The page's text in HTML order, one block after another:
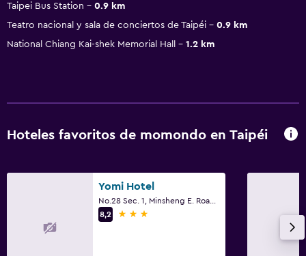
Taipei Bus Station
0.9 km
Teatro nacional y sala de conciertos de Taipéi
0.9 km
National Chiang Kai-shek Memorial Hall
1.2 km
Hoteles favoritos de momondo en Taipéi
Yomi Hotel
8,2
3 estrellas